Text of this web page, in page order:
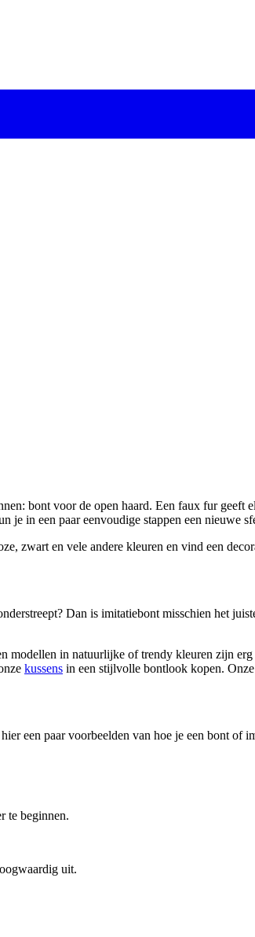
bont voor de open haard. Een faux fur geeft
in een paar eenvoudige stappen een nieuwe
zwart en vele andere kleuren en vind een
Dan is imitatiebont misschien het
in natuurlijke of trendy kleuren zijn
kussens in een stijlvolle bontlook kopen.
een paar voorbeelden van hoe je een bont of
te beginnen.
uit.